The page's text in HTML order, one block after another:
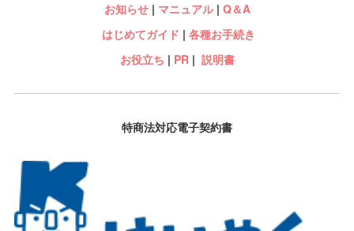
お知らせ| マニュアル| Q＆A
はじめてガイド | 各種お手続き
お役立ち | PR| 説明書
特商法対応電子契約書